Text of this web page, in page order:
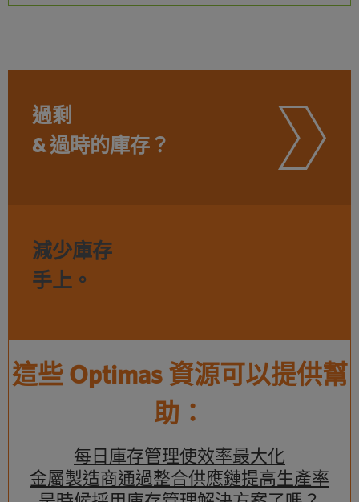
過剩
& 過時的庫存？
減少庫存
手上。
這些 Optimas 資源可以提供幫
助：
每日庫存管理使效率最大化
金屬製造商通過整合供應鏈提高生產率